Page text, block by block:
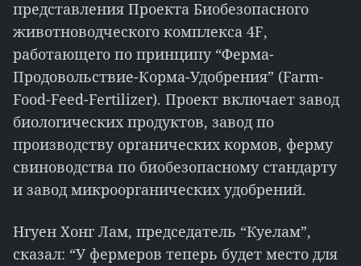
представления Проекта Биобезопасного
животноводческого комплекса 4F,
работающего по принципу “Ферма-
Продовольствие-Корма-Удобрения” (Farm-
Food-Feed-Fertilizer). Проект включает завод
биологических продуктов, завод по
производству органических кормов, ферму
свиноводства по биобезопасному стандарту
и завод микроорганических удобрений.
Нгуен Хонг Лам, председатель “Куелам”,
сказал: “У фермеров теперь будет место для